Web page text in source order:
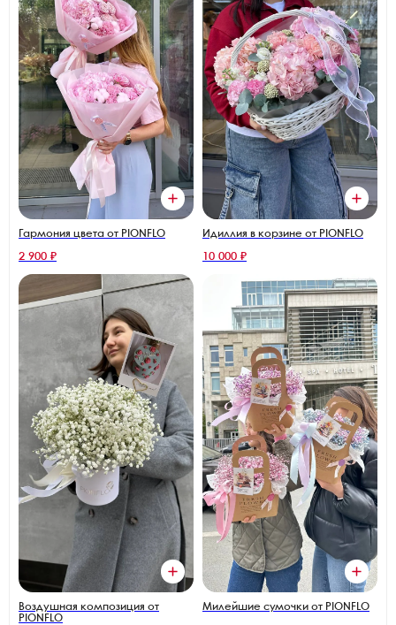
Гармония цвета от PIONFLO
2 900 ₽
Идиллия в корзине от PIONFLO
10 000 ₽
Воздушная композиция от
PIONFLO
Милейшие сумочки от PIONFLO